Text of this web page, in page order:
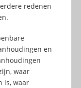
redenen
en
waar
is, waar